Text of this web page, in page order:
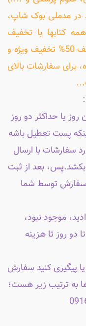
در مدملی بوک شاپ،
کتابها با تخفیف
انجام می شود و کلیه کتاب ها تا سقف 50% تخفیف ویژه و
برای سفارشات بالای
یا حداکثر دو روز
پست تعطیل باشه
سفارشات با ارسال
بعد از ثبت
سفارش توسط شما
موجود نبود،
روز تا هزینه
پیگیری کنید سفارش
به ترتیب زیر هست؛